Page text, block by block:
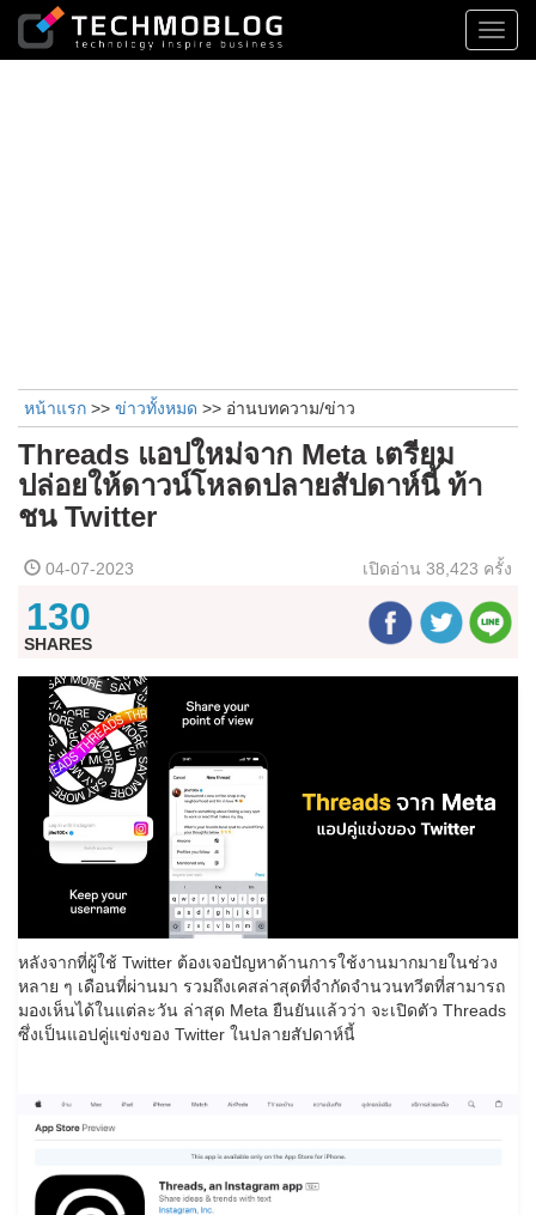
หน้าแรก >> ข่าวทั้งหมด >> อ่านบทความ/ข่าว
Threads แอปใหม่จาก Meta เตรียม
ปล่อยให้ดาวน์โหลดปลายสัปดาห์นี้ ท้า
ชน Twitter
04-07-2023 เปิดอ่าน 38,423 ครั้ง
130
SHARES
หลังจากที่ผู้ใช้ Twitter ต้องเจอปัญหาด้านการใช้งานมากมายในช่วง
หลาย ๆ เดือนที่ผ่านมา รวมถึงเคสล่าสุดที่จำกัดจำนวนทวีตที่สามารถ
มองเห็นได้ในแต่ละวัน ล่าสุด Meta ยืนยันแล้วว่า จะเปิดตัว Threads
ซึ่งเป็นแอปคู่แข่งของ Twitter ในปลายสัปดาห์นี้